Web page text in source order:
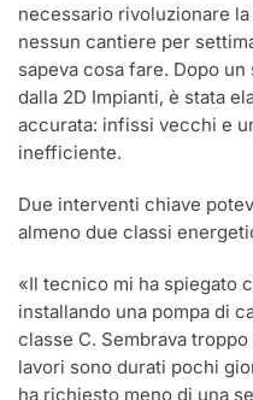
necessario rivoluzionare
nessun cantiere per
sapeva cosa fare. Dopo
dalla 2D Impianti, è stata
accurata: infissi vecchi e
inefficiente.
Due interventi chiave
almeno due classi
«Il tecnico mi ha spiegato
installando una pompa di
classe C. Sembrava
lavori sono durati pochi
ha richiesto meno di una